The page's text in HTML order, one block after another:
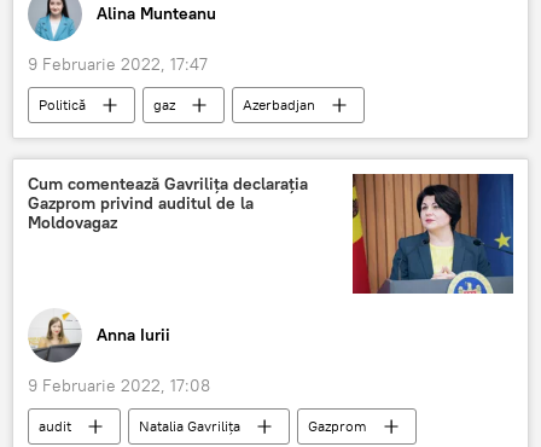
Alina Munteanu
9 Februarie 2022, 17:47
Politică gaz
Azerbadjan
Andrei Spînu
Cum comentează Gavrilița declarația
Gazprom privind auditul de la
Moldovagaz
Anna Iurii
9 Februarie 2022, 17:08
audit Natalia Gavrilița
Gazprom